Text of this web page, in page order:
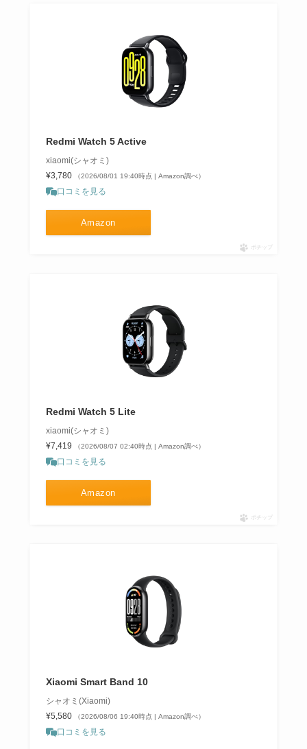
Redmi Watch 5 Active
xiaomi(シャオミ)
¥3,780
（2026/08/01 19:40時点 | Amazon調べ）
口コミを見る
Amazon
ポチップ
Redmi Watch 5 Lite
xiaomi(シャオミ)
¥7,419
（2026/08/07 02:40時点 | Amazon調べ）
口コミを見る
Amazon
ポチップ
Xiaomi Smart Band 10
シャオミ(Xiaomi)
¥5,580
（2026/08/06 19:40時点 | Amazon調べ）
口コミを見る